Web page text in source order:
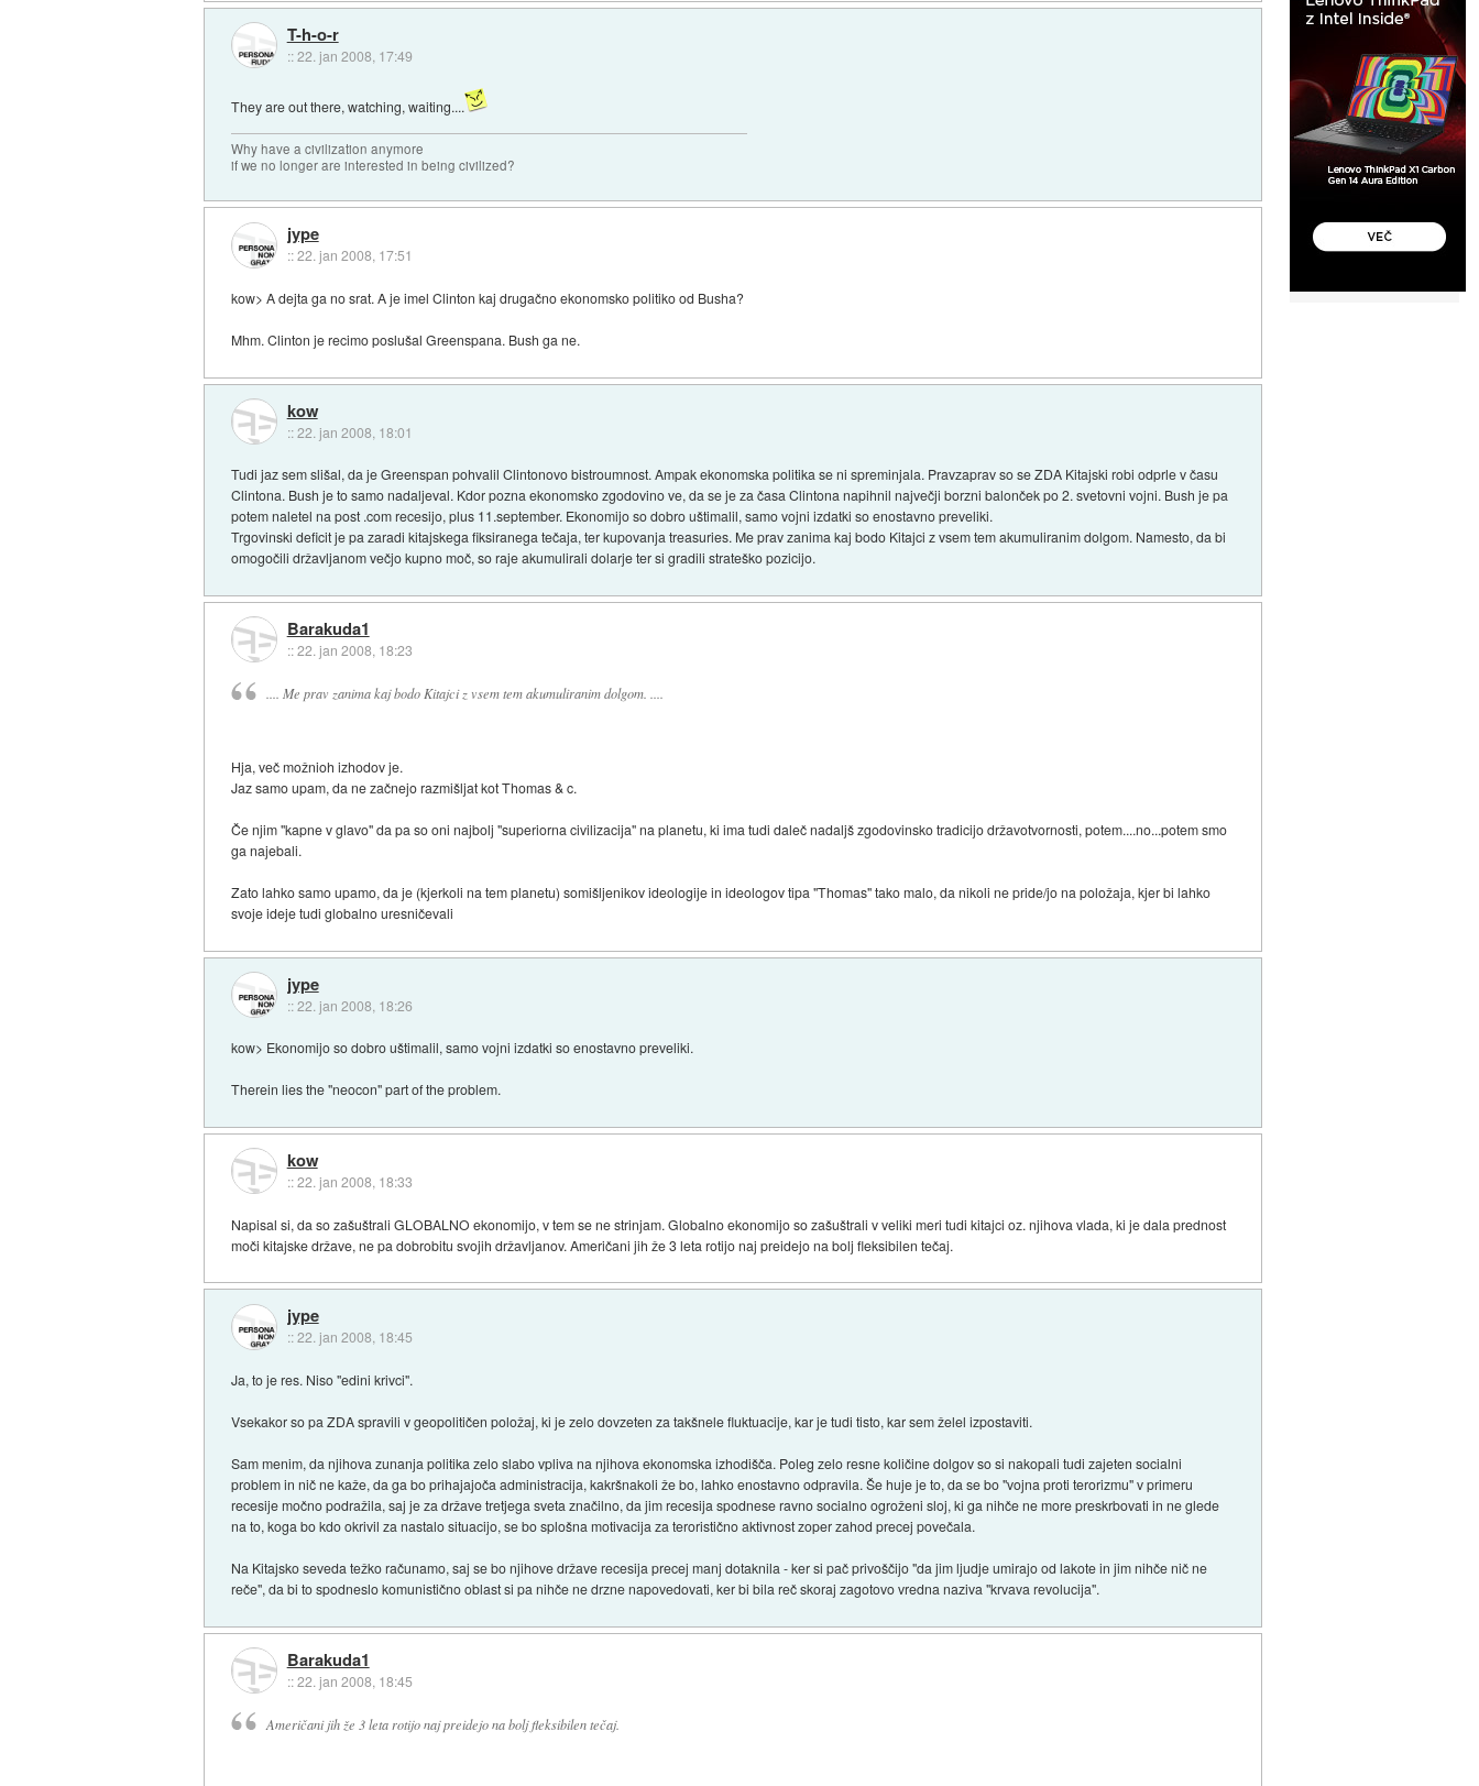
T-h-o-r
::22. jan 2008, 17:49
They are out there, watching, waiting....
Why have a civilization anymore
if we no longer are interested in being civilized?
jype
::22. jan 2008, 17:51
kow> A dejta ga no srat. A je imel Clinton kaj drugačno ekonomsko politiko od Busha?
Mhm. Clinton je recimo poslušal Greenspana. Bush ga ne.
kow
::22. jan 2008, 18:01
Tudi jaz sem slišal, da je Greenspan pohvalil Clintonovo bistroumnost. Ampak ekonomska politika se ni spreminjala. Pravzaprav so se ZDA Kitajski robi odprle v času
Clintona. Bush je to samo nadaljeval. Kdor pozna ekonomsko zgodovino ve, da se je za časa Clintona napihnil največji borzni balonček po 2. svetovni vojni. Bush je pa
potem naletel na post .com recesijo, plus 11.september. Ekonomijo so dobro uštimalil, samo vojni izdatki so enostavno preveliki.
Trgovinski deficit je pa zaradi kitajskega fiksiranega tečaja, ter kupovanja treasuries. Me prav zanima kaj bodo Kitajci z vsem tem akumuliranim dolgom. Namesto, da bi
omogočili državljanom večjo kupno moč, so raje akumulirali dolarje ter si gradili strateško pozicijo.
Barakuda1
::22. jan 2008, 18:23
.... Me prav zanima kaj bodo Kitajci z vsem tem akumuliranim dolgom. ....
Hja, več možnioh izhodov je.
Jaz samo upam, da ne začnejo razmišljat kot Thomas & c.
Če njim "kapne v glavo" da pa so oni najbolj "superiorna civilizacija" na planetu, ki ima tudi daleč nadaljš zgodovinsko tradicijo državotvornosti, potem....no...potem smo
ga najebali.
Zato lahko samo upamo, da je (kjerkoli na tem planetu) somišljenikov ideologije in ideologov tipa "Thomas" tako malo, da nikoli ne pride/jo na položaja, kjer bi lahko
svoje ideje tudi globalno uresničevali
jype
::22. jan 2008, 18:26
kow> Ekonomijo so dobro uštimalil, samo vojni izdatki so enostavno preveliki.
Therein lies the "neocon" part of the problem.
kow
::22. jan 2008, 18:33
Napisal si, da so zašuštrali GLOBALNO ekonomijo, v tem se ne strinjam. Globalno ekonomijo so zašuštrali v veliki meri tudi kitajci oz. njihova vlada, ki je dala prednost
moči kitajske države, ne pa dobrobitu svojih državljanov. Američani jih že 3 leta rotijo naj preidejo na bolj fleksibilen tečaj.
jype
::22. jan 2008, 18:45
Ja, to je res. Niso "edini krivci".
Vsekakor so pa ZDA spravili v geopolitičen položaj, ki je zelo dovzeten za takšnele fluktuacije, kar je tudi tisto, kar sem želel izpostaviti.
Sam menim, da njihova zunanja politika zelo slabo vpliva na njihova ekonomska izhodišča. Poleg zelo resne količine dolgov so si nakopali tudi zajeten socialni
problem in nič ne kaže, da ga bo prihajajoča administracija, kakršnakoli že bo, lahko enostavno odpravila. Še huje je to, da se bo "vojna proti terorizmu" v primeru
recesije močno podražila, saj je za države tretjega sveta značilno, da jim recesija spodnese ravno socialno ogroženi sloj, ki ga nihče ne more preskrbovati in ne glede
na to, koga bo kdo okrivil za nastalo situacijo, se bo splošna motivacija za teroristično aktivnost zoper zahod precej povečala.
Na Kitajsko seveda težko računamo, saj se bo njihove države recesija precej manj dotaknila - ker si pač privoščijo "da jim ljudje umirajo od lakote in jim nihče nič ne
reče", da bi to spodneslo komunistično oblast si pa nihče ne drzne napovedovati, ker bi bila reč skoraj zagotovo vredna naziva "krvava revolucija".
Barakuda1
::22. jan 2008, 18:45
Američani jih že 3 leta rotijo naj preidejo na bolj fleksibilen tečaj.